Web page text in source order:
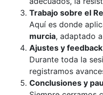
Trabajo sobre el
Aquí es donde
murcia, adaptado
Ajustes y
Durante toda la
registramos
Conclusiones y